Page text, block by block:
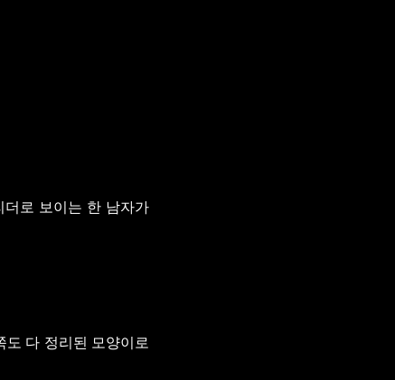
로 보이는 한 남자가
도 다 정리된 모양이로